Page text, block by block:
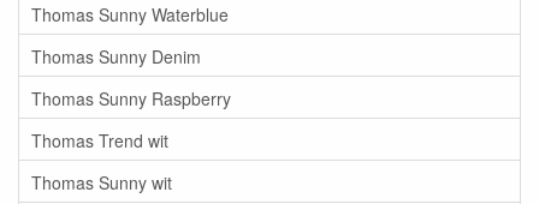
Thomas Sunny Waterblue
Thomas Sunny Denim
Thomas Sunny Raspberry
Thomas Trend wit
Thomas Sunny wit